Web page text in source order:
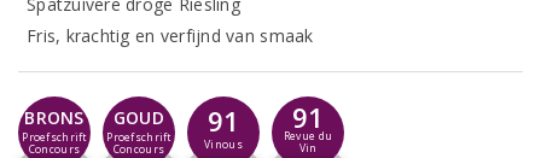
Fris, krachtig en verfijnd van smaak
BRONS
Proefschrift
Concours
GOUD
Proefschrift
Concours
91
Vinous
91
Revue du
Vin